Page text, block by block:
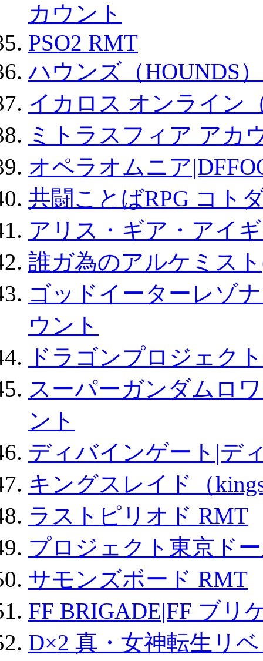
カウント
PSO2 RMT
ハウンズ（HOUNDS
イカロス オンライン
ミトラスフィア アカ
オペラオムニア
共闘ことばRPG コト
アリス・ギア・アイ
誰ガ為のアルケミス
ゴッドイーターレゾ
ウント
ドラゴンプロジェク
スーパーガンダムロ
ント
ディバインゲート|デ
キングスレイド（
ラストピリオド RMT
プロジェクト東京ド
サモンズボード RMT
FF BRIGADE|FF ブリ
D×2 真・女神転生リ